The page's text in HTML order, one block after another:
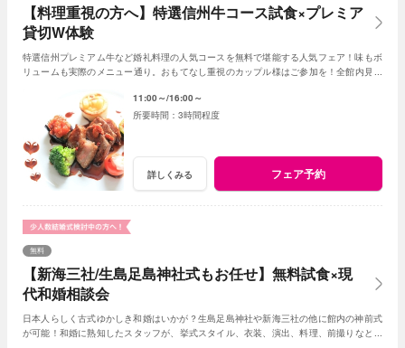
【料理重視の方へ】特選信州牛コース試食×プレミア
貸切W体験
特選信州プレミアム牛など婚礼料理の人気コースを無料で堪能する人気フェア！味もボ
リュームも実際のメニュー通り。おもてなし重視のカップル様はご参加を！全館内見学
11:00～ 16:00～
3時間程度
詳しくみる フェア予約
【新海三社/生島足島神社式もお任せ】無料試食×現
代和婚相談会
無料
日本人らしく古式ゆかしき和婚はいかが？生島足島神社や新海三社の他に館内の神前式
が可能！和婚に熟知したスタッフが、挙式スタイル、衣装、演出、料理、前撮りなどト